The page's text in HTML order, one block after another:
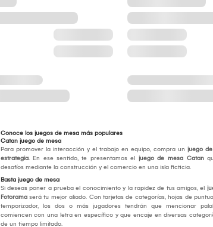
Conoce los juegos de mesa más populares
Catan juego de mesa
Para promover la interacción y el trabajo en equipo, compra un juego
estrategia. En ese sentido, te presentamos el juego de mesa Catan
desafíos mediante la construcción y el comercio en una isla ficticia.
Basta juego de mesa
Si deseas poner a prueba el conocimiento y la rapidez de tus amigos, el
Fotoramaserá tu mejor aliado. Con tarjetas de categorías, hojas de
temporizador, los dos o más jugadores tendrán que mencionar
comiencen con una letra en específico y que encaje en diversas
de un tiempo limitado.